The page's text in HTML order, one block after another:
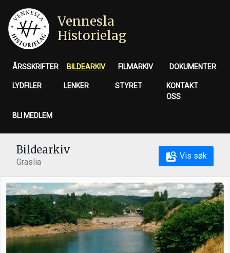
Vennesla
Historielag
ÅRSSKRIFTER BILDEARKIV FILMARKIV DOKUMENTER
LYDFILER LENKER STYRET
KONTAKT
OSS
BLI MEDLEM
Bildearkiv
Graslia
Vis søk